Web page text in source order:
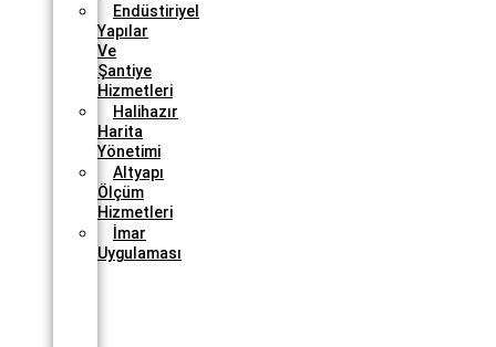
Endüstiriyel
Yapılar
Ve
Şantiye
Hizmetleri
Halihazır
Harita
Yönetimi
Altyapı
Ölçüm
Hizmetleri
İmar
Uygulaması